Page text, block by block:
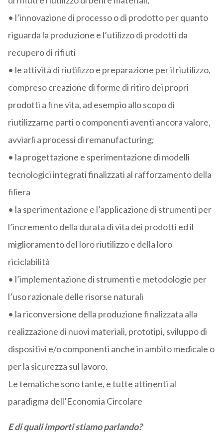
• l’innovazione di processo o di prodotto per quanto
riguarda la produzione e l’utilizzo di prodotti da
recupero di rifiuti
• le attività di riutilizzo e preparazione per il riutilizzo,
compreso creazione di forme di ritiro dei propri
prodotti a fine vita, ad esempio allo scopo di
riutilizzarne parti o componenti aventi ancora valore,
avviarli a processi di remanufacturing;
• la progettazione e sperimentazione di modelli
tecnologici integrati finalizzati al rafforzamento della
filiera
• la sperimentazione e l’applicazione di strumenti per
l’incremento della durata di vita dei prodotti ed il
miglioramento del loro riutilizzo e della loro
riciclabilità
• l’implementazione di strumenti e metodologie per
l’uso razionale delle risorse naturali
• la riconversione della produzione finalizzata alla
realizzazione di nuovi materiali, prototipi, sviluppo di
dispositivi e/o componenti anche in ambito medicale o
per la sicurezza sul lavoro.
Le tematiche sono tante, e tutte attinenti al
paradigma dell’Economia Circolare
E di quali importi stiamo parlando?